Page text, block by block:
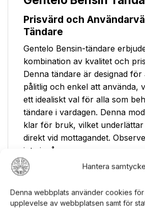
Hantera samtycke
Denna webbplats använder cookies
upplevelse av webbplatsen samt för
Prisvärd och
Tändare
Gentelo Bensin-tändare
kombination av kvalitet och
Denna tändare är designad för
pålitlig och enkel att använda,
ett idealiskt val för alla som
tändare i vardagen. Denna
klar för bruk, vilket underlättar
direkt vid mottagandet.
inte ingår.
Kompatibel med
En av de stora fördelarna med
tändare är dess kompatibilitet